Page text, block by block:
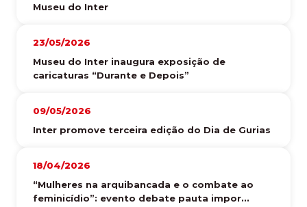
Museu do Inter
23/05/2026
Museu do Inter inaugura exposição de
caricaturas “Durante e Depois”
09/05/2026
Inter promove terceira edição do Dia de Gurias
18/04/2026
“Mulheres na arquibancada e o combate ao
feminicídio”: evento debate pauta impor...